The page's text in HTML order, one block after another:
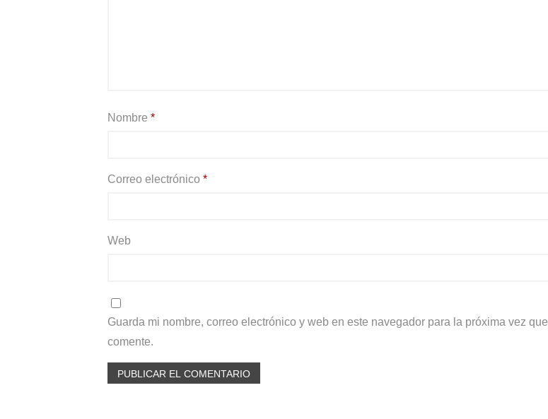
Nombre *
Correo electrónico *
Web
Guarda mi nombre, correo electrónico y web en este navegador para la próxima vez que
comente.